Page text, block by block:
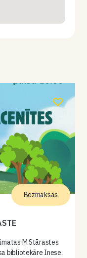
M.Stārastes
bibliotekāre Inese.
Bezmaksas